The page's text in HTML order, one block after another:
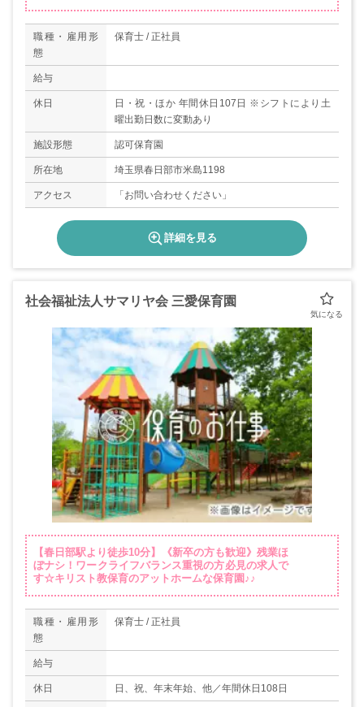
職種・雇用形
態
保育士 / 正社員
給与
休日
日・祝・ほか 年間休日107日 ※シフトにより土
曜出勤日数に変動あり
施設形態 認可保育園
所在地 埼玉県春日部市米島1198
アクセス 「お問い合わせください」
詳細を見る
社会福祉法人サマリヤ会 三愛保育園
【春日部駅より徒歩10分】《新卒の方も歓迎》残業ほ
ぼナシ！ワークライフバランス重視の方必見の求人で
す☆キリスト教保育のアットホームな保育園♪♪
職種・雇用形
態
保育士 / 正社員
給与
休日 日、祝、年末年始、他／年間休日108日